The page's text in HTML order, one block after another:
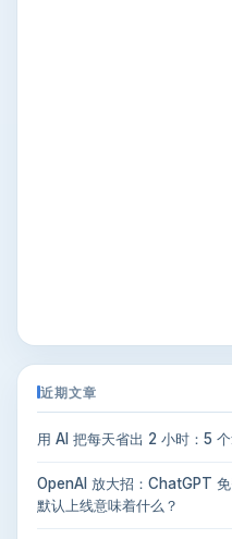
近期文章
用 AI 把每天省出 2 小时：5
OpenAI 放大招：ChatGPT
默认上线意味着什么？